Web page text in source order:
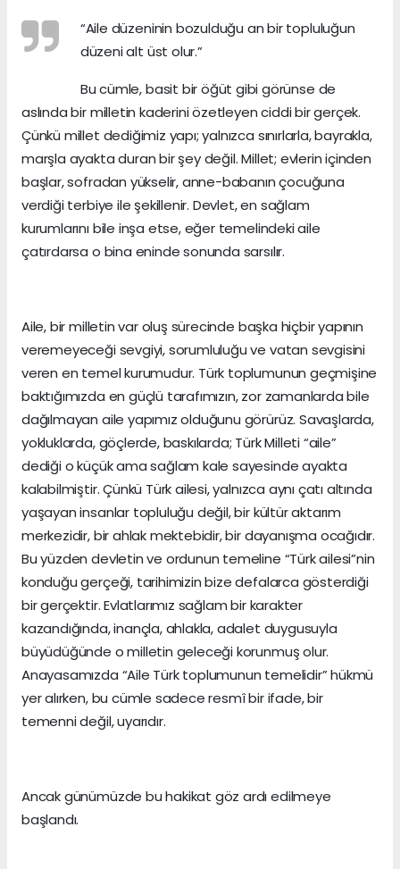
“Aile düzeninin bozulduğu an bir topluluğun
düzeni alt üst olur.”
Bu cümle, basit bir öğüt gibi görünse de
aslında bir milletin kaderini özetleyen ciddi bir gerçek.
Çünkü millet dediğimiz yapı; yalnızca sınırlarla, bayrakla,
marşla ayakta duran bir şey değil. Millet; evlerin içinden
başlar, sofradan yükselir, anne-babanın çocuğuna
verdiği terbiye ile şekillenir. Devlet, en sağlam
kurumlarını bile inşa etse, eğer temelindeki aile
çatırdarsa o bina eninde sonunda sarsılır.
Aile, bir milletin var oluş sürecinde başka hiçbir yapının
veremeyeceği sevgiyi, sorumluluğu ve vatan sevgisini
veren en temel kurumudur. Türk toplumunun geçmişine
baktığımızda en güçlü tarafımızın, zor zamanlarda bile
dağılmayan aile yapımız olduğunu görürüz. Savaşlarda,
yokluklarda, göçlerde, baskılarda; Türk Milleti “aile”
dediği o küçük ama sağlam kale sayesinde ayakta
kalabilmiştir. Çünkü Türk ailesi, yalnızca aynı çatı altında
yaşayan insanlar topluluğu değil, bir kültür aktarım
merkezidir, bir ahlak mektebidir, bir dayanışma ocağıdır.
Bu yüzden devletin ve ordunun temeline “Türk ailesi”nin
konduğu gerçeği, tarihimizin bize defalarca gösterdiği
bir gerçektir. Evlatlarımız sağlam bir karakter
kazandığında, inançla, ahlakla, adalet duygusuyla
büyüdüğünde o milletin geleceği korunmuş olur.
Anayasamızda “Aile Türk toplumunun temelidir” hükmü
yer alırken, bu cümle sadece resmî bir ifade, bir
temenni değil, uyarıdır.
Ancak günümüzde bu hakikat göz ardı edilmeye
başlandı.